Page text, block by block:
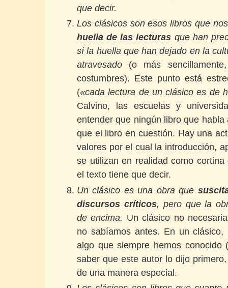
que decir.
Los clásicos son esos libros que
huella de las lecturas que han
sí la huella que han dejado en la
atravesado (o más
costumbres). Este punto está
(«cada lectura de un clásico es de
Calvino, las escuelas y
entender que ningún libro que
que el libro en cuestión. Hay una
valores por el cual la introducción,
se utilizan en realidad como
el texto tiene que decir.
Un clásico es una obra que
discursos críticos, pero que la
de encima. Un clásico no
no sabíamos antes. En un
algo que siempre hemos conocido
saber que este autor lo dijo
de una manera especial.